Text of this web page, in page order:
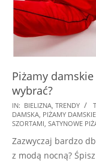
Piżamy
wybrać?
2023-
03-
IN: BIELIZNA TRENDY
DAMSKA PIŻAMY
SZORTAMI SATYNOWE
Zazwyczaj bardzo
z modą nocną?